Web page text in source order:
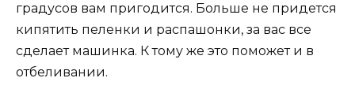
градусов вам пригодится. Больше не придется
кипятить пеленки и распашонки, за вас все
сделает машинка. К тому же это поможет и в
отбеливании.